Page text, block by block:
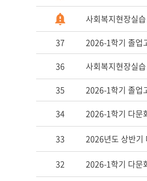
사회복지현장실
37
2026-1학기 졸업
36
사회복지현장실
35
2026-1학기 졸업
34
2026-1학기 다문
33 2026년도 상반기
32 2026-1학기 다문